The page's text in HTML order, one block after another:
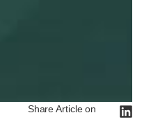
Share Article on